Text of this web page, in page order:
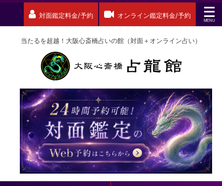
対面鑑定料金/予約 オンライン鑑定料金/予約
当たるを超越！大阪心斎橋占いの館（対面＋オンライン占い）